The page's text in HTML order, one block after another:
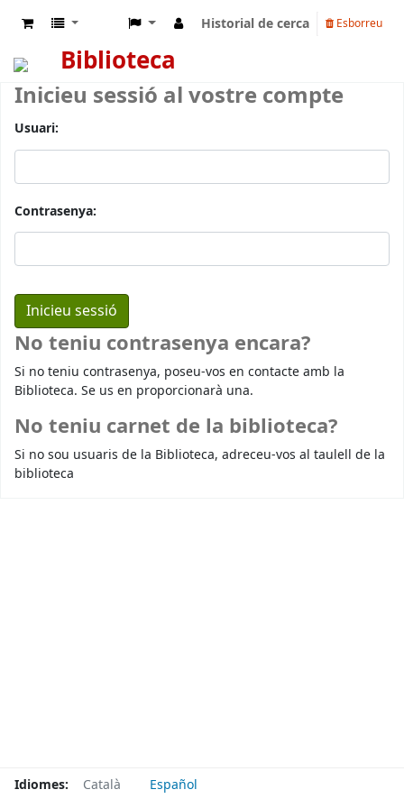
Historial de cerca Esborreu
Biblioteca
Inicieu sessió al vostre compte
Usuari:
Contrasenya:
No teniu contrasenya encara?
Si no teniu contrasenya, poseu-vos en contacte amb la
Biblioteca. Se us en proporcionarà una.
No teniu carnet de la biblioteca?
Si no sou usuaris de la Biblioteca, adreceu-vos al taulell de la
biblioteca
Idiomes: Català Español